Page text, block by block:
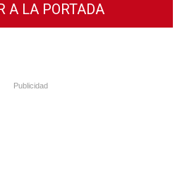
A LA PORTADA
Publicidad